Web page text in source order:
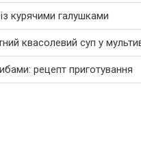
курячими галушками
квасолевий суп у
рецепт приготування